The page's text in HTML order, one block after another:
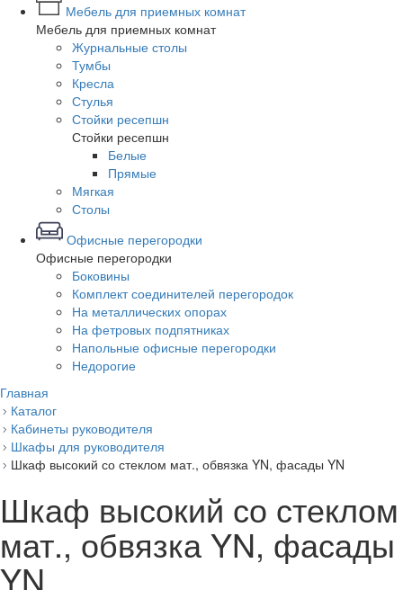
Мебель для приемных комнат
Мебель для приемных комнат
Журнальные столы
Тумбы
Кресла
Стулья
Стойки ресепшн
Стойки ресепшн
Белые
Прямые
Мягкая
Столы
Офисные перегородки
Офисные перегородки
Боковины
Комплект соединителей перегородок
На металлических опорах
На фетровых подпятниках
Напольные офисные перегородки
Недорогие
Главная
Каталог
Кабинеты руководителя
Шкафы для руководителя
Шкаф высокий со стеклом мат., обвязка YN, фасады YN
Шкаф высокий со стеклом
мат., обвязка YN, фасады
YN